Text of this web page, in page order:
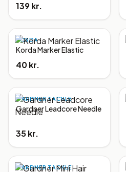
139 kr.
KORDA
Korda Marker Elastic
40 kr.
GARDNER TACKLE
Gardner Leadcore Needle
35 kr.
GARDNER TACKLE